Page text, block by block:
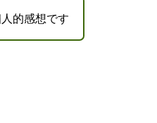
的感想です